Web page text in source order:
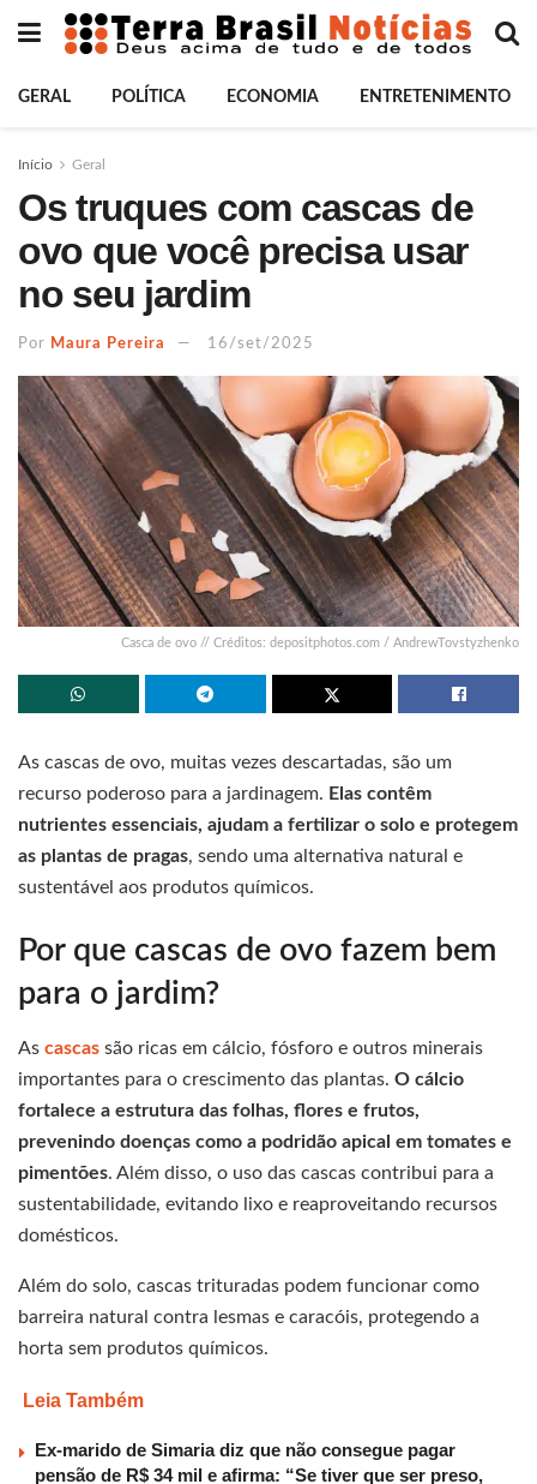
GERAL POLÍTICA ECONOMIA ENTRETENIMENTO
Início Geral
Os truques com cascas de
ovo que você precisa usar
no seu jardim
Por Maura Pereira 16/set/2025
Casca de ovo // Créditos: depositphotos.com / AndrewTovstyzhenko
As cascas de ovo, muitas vezes descartadas, são um
recurso poderoso para a jardinagem. Elas contêm
nutrientes essenciais, ajudam a fertilizar o solo e protegem
as plantas de pragas, sendo uma alternativa natural e
sustentável aos produtos químicos.
Por que cascas de ovo fazem bem
para o jardim?
As cascas são ricas em cálcio, fósforo e outros minerais
importantes para o crescimento das plantas. O cálcio
fortalece a estrutura das folhas, flores e frutos,
prevenindo doenças como a podridão apical em tomates e
pimentões. Além disso, o uso das cascas contribui para a
sustentabilidade, evitando lixo e reaproveitando recursos
domésticos.
Além do solo, cascas trituradas podem funcionar como
barreira natural contra lesmas e caracóis, protegendo a
horta sem produtos químicos.
Leia Também
Ex-marido de Simaria diz que não consegue pagar
pensão de R$ 34 mil e afirma: “Se tiver que ser preso,